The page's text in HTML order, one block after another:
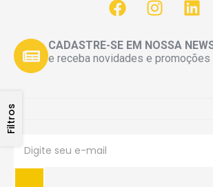
Filtros
CADASTRE-SE EM NOSSA
e receba novidades e promoções